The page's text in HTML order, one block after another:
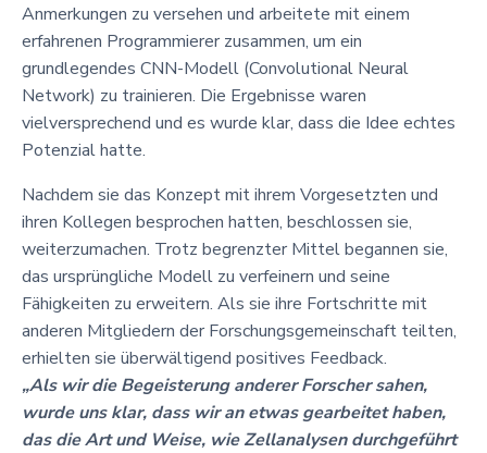
Anmerkungen zu versehen und arbeitete mit einem
erfahrenen Programmierer zusammen, um ein
grundlegendes CNN-Modell (Convolutional Neural
Network) zu trainieren. Die Ergebnisse waren
vielversprechend und es wurde klar, dass die Idee echtes
Potenzial hatte.
Nachdem sie das Konzept mit ihrem Vorgesetzten und
ihren Kollegen besprochen hatten, beschlossen sie,
weiterzumachen. Trotz begrenzter Mittel begannen sie,
das ursprüngliche Modell zu verfeinern und seine
Fähigkeiten zu erweitern. Als sie ihre Fortschritte mit
anderen Mitgliedern der Forschungsgemeinschaft teilten,
erhielten sie überwältigend positives Feedback.
„Als wir die Begeisterung anderer Forscher sahen,
wurde uns klar, dass wir an etwas gearbeitet haben,
das die Art und Weise, wie Zellanalysen durchgeführt